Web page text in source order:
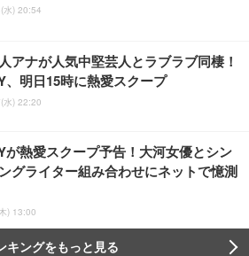
水) 20:54
アナが人気中堅芸人とラブラブ同棲！
、明日15時に熱愛スクープ
水) 22:20
が熱愛スクープ予告！大河女優とシン
グライター組み合わせにネットで憶測
) 13:00
キングをもっと見る